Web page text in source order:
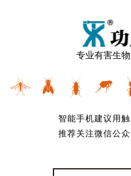
专业有害生
智能手机建议用
推荐关注微信公